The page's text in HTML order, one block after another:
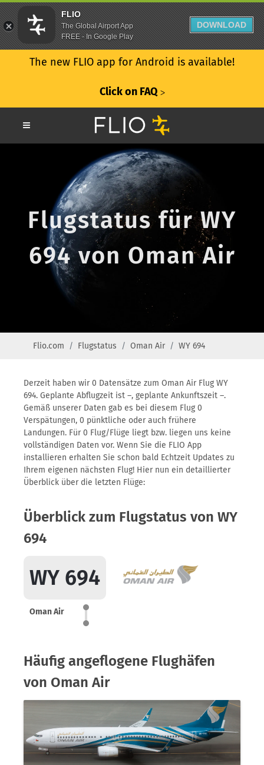
The new FLIO app for Android is available!
Click on FAQ ᐳ
Flugstatus für WY
694 von Oman Air
Flio.com Flugstatus Oman Air WY 694
Derzeit haben wir 0 Datensätze zum Oman Air Flug WY
694. Geplante Abflugzeit ist –, geplante Ankunftszeit –.
Gemäß unserer Daten gab es bei diesem Flug 0
Verspätungen, 0 pünktliche oder auch frühere
Landungen. Für 0 Flug/Flüge liegt bzw. liegen uns keine
vollständigen Daten vor. Wenn Sie die FLIO App
installieren erhalten Sie schon bald Echtzeit Updates zu
Ihrem eigenen nächsten Flug! Hier nun ein detaillierter
Überblick über die letzten Flüge:
Überblick zum Flugstatus von WY
694
WY 694
Oman Air
Häufig angeflogene Flughäfen
von Oman Air
FLIO
The Global Airport App
FREE - In Google Play
DOWNLOAD